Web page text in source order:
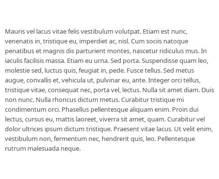
Mauris vel lacus vitae felis vestibulum volutpat. Etiam est nunc,
venenatis in, tristique eu, imperdiet ac, nisl. Cum sociis natoque
penatibus et magnis dis parturient montes, nascetur ridiculus mus. In
iaculis facilisis massa. Etiam eu urna. Sed porta. Suspendisse quam leo,
molestie sed, luctus quis, feugiat in, pede. Fusce tellus. Sed metus
augue, convallis et, vehicula ut, pulvinar eu, ante. Integer orci tellus,
tristique vitae, consequat nec, porta vel, lectus. Nulla sit amet diam. Duis
non nunc. Nulla rhoncus dictum metus. Curabitur tristique mi
condimentum orci. Phasellus pellentesque aliquam enim. Proin dui
lectus, cursus eu, mattis laoreet, viverra sit amet, quam. Curabitur vel
dolor ultrices ipsum dictum tristique. Praesent vitae lacus. Ut velit enim,
vestibulum non, fermentum nec, hendrerit quis, leo. Pellentesque
rutrum malesuada neque.